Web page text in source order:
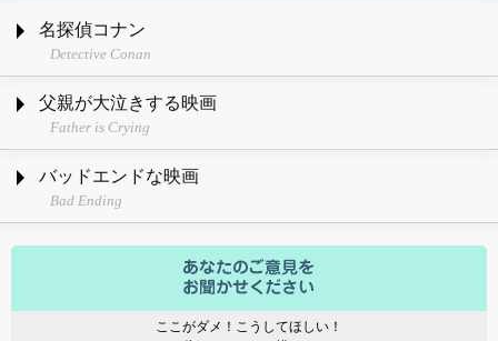
名探偵コナン
Detective Conan
父親が大泣きする映画
Father is Crying
バッドエンドな映画
Bad Ending
ここがダメ！こうしてほしい！